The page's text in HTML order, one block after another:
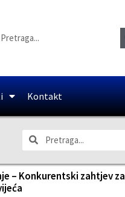
Kontakt
– Konkurentski zahtjev za